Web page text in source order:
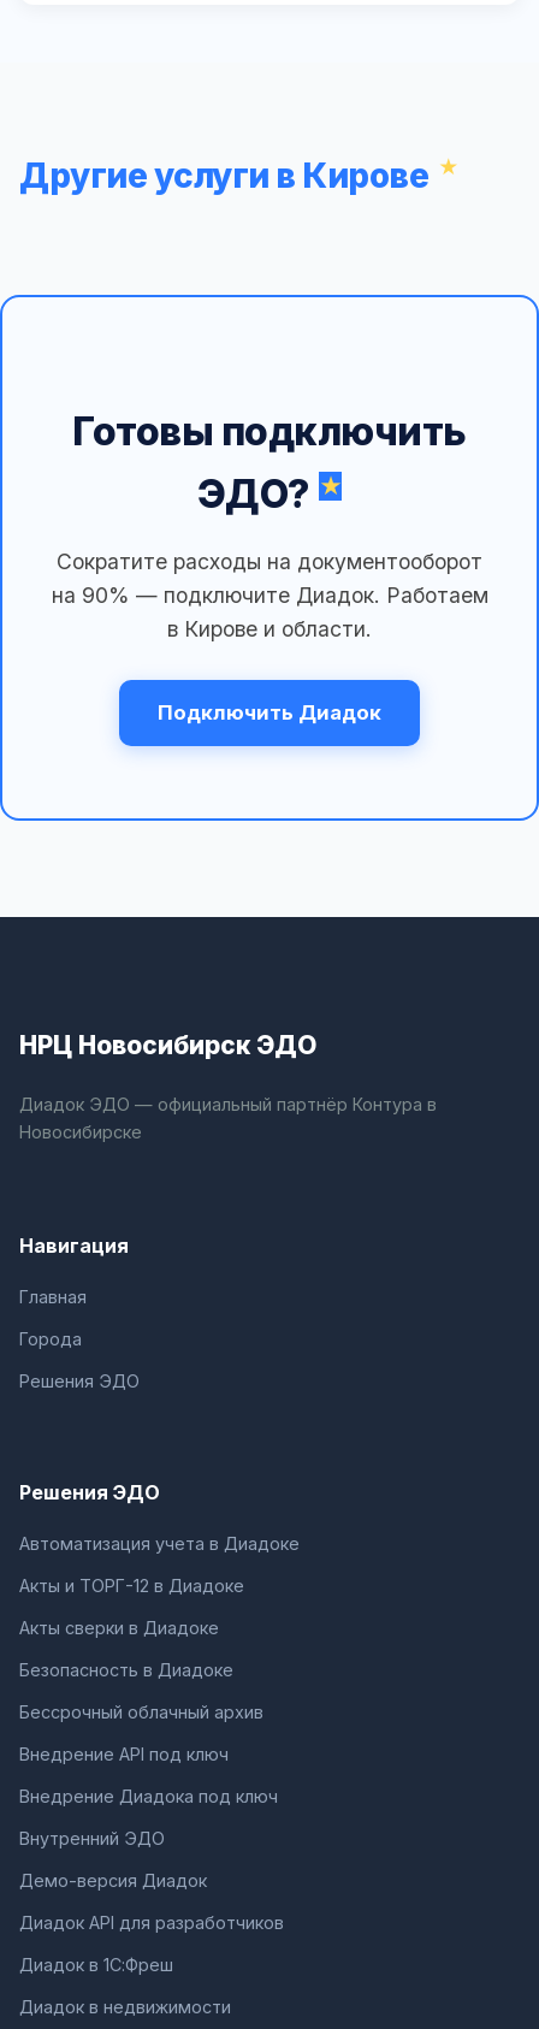
Другие услуги в Кирове
Готовы подключить
ЭДО?
Сократите расходы на документооборот
на 90% — подключите Диадок. Работаем
в Кирове и области.
Подключить Диадок
НРЦ Новосибирск ЭДО
Диадок ЭДО — официальный партнёр Контура в
Новосибирске
Навигация
Главная
Города
Решения ЭДО
Решения ЭДО
Автоматизация учета в Диадоке
Акты и ТОРГ-12 в Диадоке
Акты сверки в Диадоке
Безопасность в Диадоке
Бессрочный облачный архив
Внедрение API под ключ
Внедрение Диадока под ключ
Внутренний ЭДО
Демо-версия Диадок
Диадок API для разработчиков
Диадок в 1С:Фреш
Диадок в недвижимости